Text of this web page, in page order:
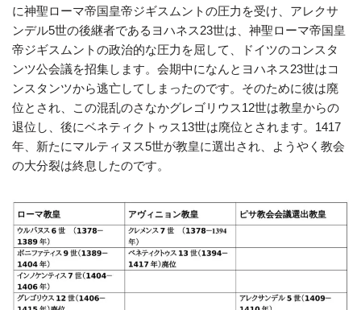
に神聖ローマ帝国皇帝ジギスムントの圧力を受け、アレクサ
ンデル5世の後継者であるヨハネス23世は、神聖ローマ帝国皇
帝ジギスムントの政治的な圧力を屈して、ドイツのコンスタ
ンツ公会議を招集します。会期中になんとヨハネス23世はコ
ンスタンツから逃亡してしまったのです。そのために彼は廃
位とされ、この混乱のさなかグレゴリウス12世は教皇からの
退位し、後にベネティクトゥス13世は廃位とされます。1417
年、新たにマルティヌス5世が教皇に選出され、ようやく教会
の大分裂は終息したのです。